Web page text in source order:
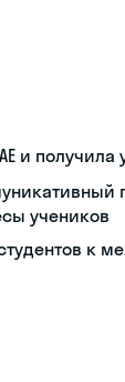
и получила
учеников
к